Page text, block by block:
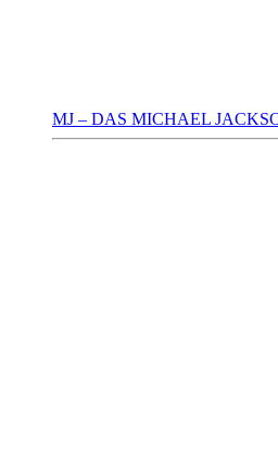
MJ – DAS MICHAEL